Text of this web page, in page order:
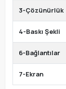
3-Çözünürlük
4-Baskı Şekli
6-Bağlantılar
7-Ekran